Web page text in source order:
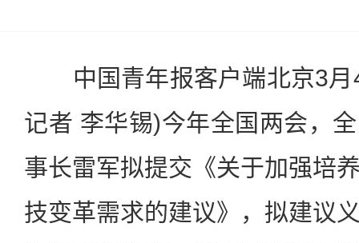
中国青年报客户端北京3月4
记者 李华锡)今年全国两会，
事长雷军拟提交《关于加强培
技变革需求的建议》，拟建议